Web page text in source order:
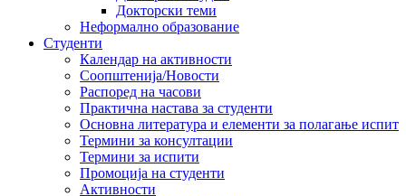
Докторски теми
Неформално образование
Студенти
Календар на активности
Соопштенија/Новости
Распоред на часови
Практична настава за студенти
Основна литература и елементи за полагање испит
Термини за консултации
Термини за испити
Промоција на студенти
Активности